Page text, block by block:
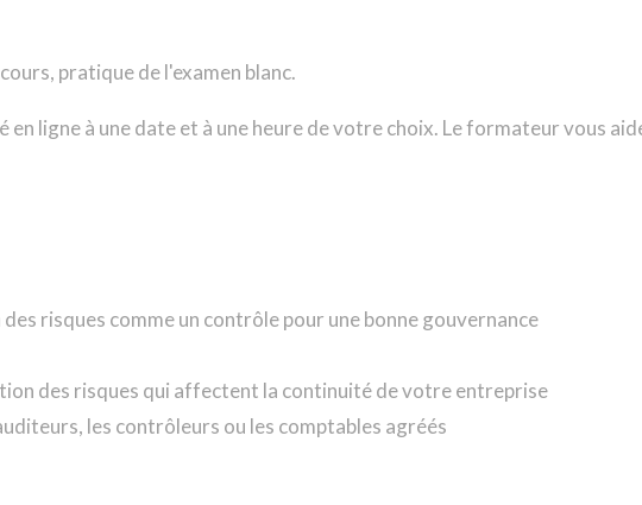
pratique de l'examen blanc.
ligne à une date et à une heure de votre choix. Le formateur vous
risques comme un contrôle pour une bonne gouvernance
des risques qui affectent la continuité de votre entreprise
les contrôleurs ou les comptables agréés